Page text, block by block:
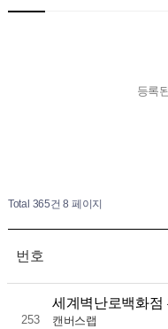
등록
Total 365건 8 페이지
번호
253
세계벽난로백화점
캔버스랩